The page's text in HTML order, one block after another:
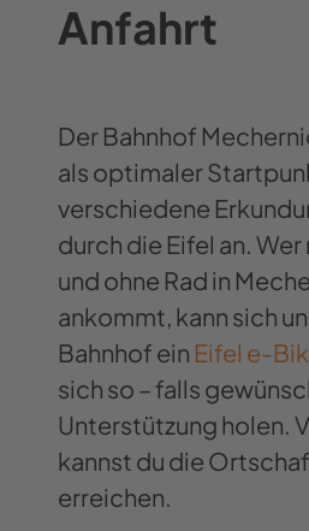
Anfahrt
Der Bahnhof
als optimaler
verschiedene
durch die Eifel an.
und ohne Rad in
ankommt, kann sich
Bahnhof ein Eifel e-
sich so – falls
Unterstützung holen.
kannst du die
erreichen.